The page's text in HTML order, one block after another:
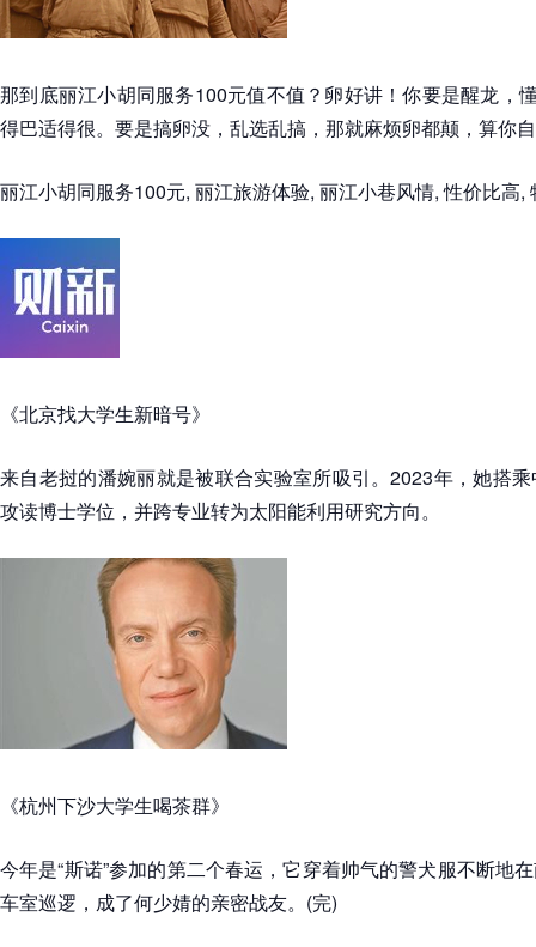
那到底丽江小胡同服务100元值不值？卵好讲！你要是醒龙，
得巴适得很。要是搞卵没，乱选乱搞，那就麻烦卵都颠，算你
丽江小胡同服务100元, 丽江旅游体验, 丽江小巷风情, 性价比高,
《北京找大学生新暗号》
来自老挝的潘婉丽就是被联合实验室所吸引。2023年，她搭
攻读博士学位，并跨专业转为太阳能利用研究方向。
《杭州下沙大学生喝茶群》
今年是“斯诺”参加的第二个春运，它穿着帅气的警犬服不断地
车室巡逻，成了何少婧的亲密战友。(完)